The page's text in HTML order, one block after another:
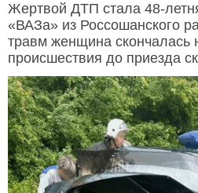
Жертвой ДТП стала 48-
«ВАЗа» из Россошанского
травм женщина скончалась
происшествия до приезда